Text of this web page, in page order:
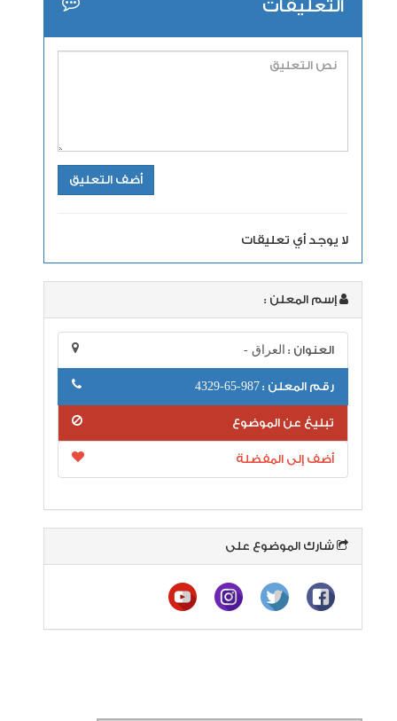
التعليقات
لا يوجد أي تعليقات
إسم المعلن :
العنوان :العراق -
رقم المعلن :987-65-4329
تبليغ عن الموضوع
أضف إلى المفضلة
شارك الموضوع على